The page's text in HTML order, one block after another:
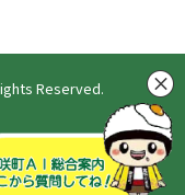
Reserved.